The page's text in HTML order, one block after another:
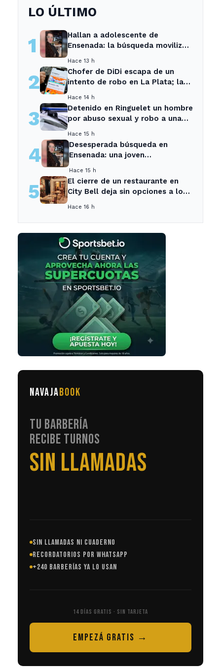
LO ÚLTIMO
1
Hallan a adolescente de
Ensenada: la búsqueda movilizó
Hace 13 h
2
Chofer de DiDi escapa de un
intento de robo en La Plata; la
Hace 14 h
3
Detenido en Ringuelet un hombre
por abuso sexual y robo a una
Hace 15 h
4
Desesperada búsqueda en
Ensenada: una joven
Hace 15 h
5
El cierre de un restaurante en
City Bell deja sin opciones a los
Hace 16 h
NAVAJABOOK
TU BARBERÍA
RECIBE TURNOS
EN AUTOMÁTICO
SIN LLAMADAS NI CUADERNO
RECORDATORIOS POR WHATSAPP
+240 BARBERÍAS YA LO USAN
14 DÍAS GRATIS · SIN TARJETA
EMPEZÁ GRATIS →